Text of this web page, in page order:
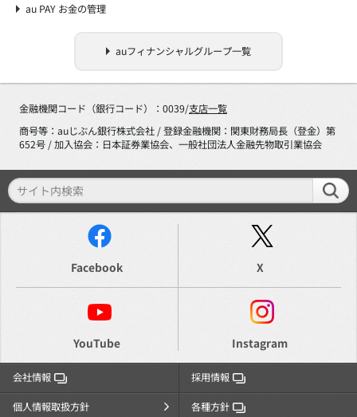
au PAY お金の管理
auフィナンシャルグループ一覧
金融機関コード（銀行コード）：0039/支店一覧
商号等：auじぶん銀行株式会社 / 登録金融機関：関東財務局長（登金）第
652号 / 加入協会：日本証券業協会、一般社団法人金融先物取引業協会
Facebook X
YouTube Instagram
会社情報 採用情報
個人情報取扱方針 各種方針